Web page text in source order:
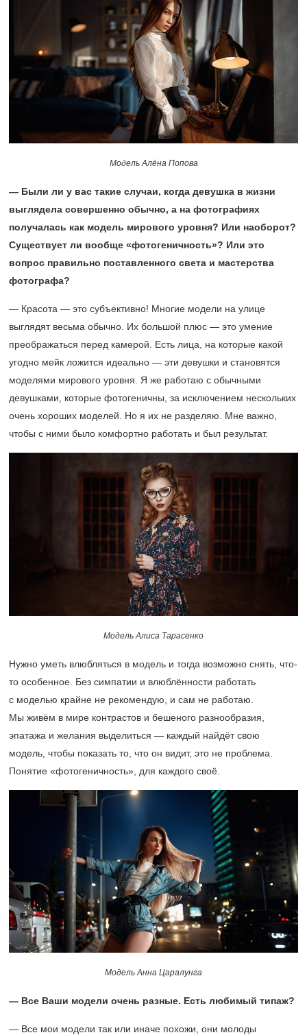
Модель Алёна Попова
— Были ли у вас такие случаи, когда девушка в жизни
выглядела совершенно обычно, а на фотографиях
получалась как модель мирового уровня? Или наоборот?
Существует ли вообще «фотогеничность»? Или это
вопрос правильно поставленного света и мастерства
фотографа?
— Красота — это субъективно! Многие модели на улице
выглядят весьма обычно. Их большой плюс — это умение
преображаться перед камерой. Есть лица, на которые какой
угодно мейк ложится идеально — эти девушки и становятся
моделями мирового уровня. Я же работаю с обычными
девушками, которые фотогеничны, за исключением нескольких
очень хороших моделей. Но я их не разделяю. Мне важно,
чтобы с ними было комфортно работать и был результат.
Модель Алиса Тарасенко
Нужно уметь влюбляться в модель и тогда возможно снять, что-
то особенное. Без симпатии и влюблённости работать
с моделью крайне не рекомендую, и сам не работаю.
Мы живём в мире контрастов и бешеного разнообразия,
эпатажа и желания выделиться — каждый найдёт свою
модель, чтобы показать то, что он видит, это не проблема.
Понятие «фотогеничность», для каждого своё.
Модель Анна Царалунга
— Все Ваши модели очень разные. Есть любимый типаж?
— Все мои модели так или иначе похожи, они молоды